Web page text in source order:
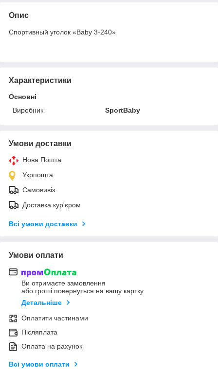
Опис
Спортивный уголок «Baby 3-240»
Характеристики
Основні
Виробник
SportBaby
Умови доставки
Нова Пошта
Укрпошта
Самовивіз
Доставка кур'єром
Всі умови доставки
Умови оплати
Ви отримаєте замовлення
або гроші повернуться на вашу картку
Детальніше
Оплатити частинами
Післяплата
Оплата на рахунок
Всі умови оплати